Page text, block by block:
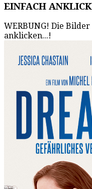
EINFACH
WERBUNG! Die
anklicken...!